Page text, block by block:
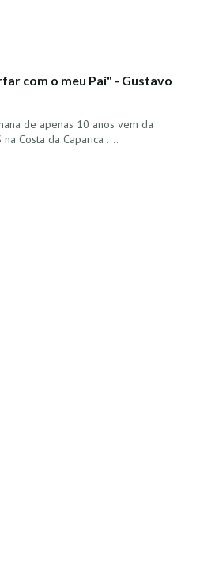
com o meu Pai" - Gustavo
de apenas 10 anos vem da
na Costa da Caparica ....